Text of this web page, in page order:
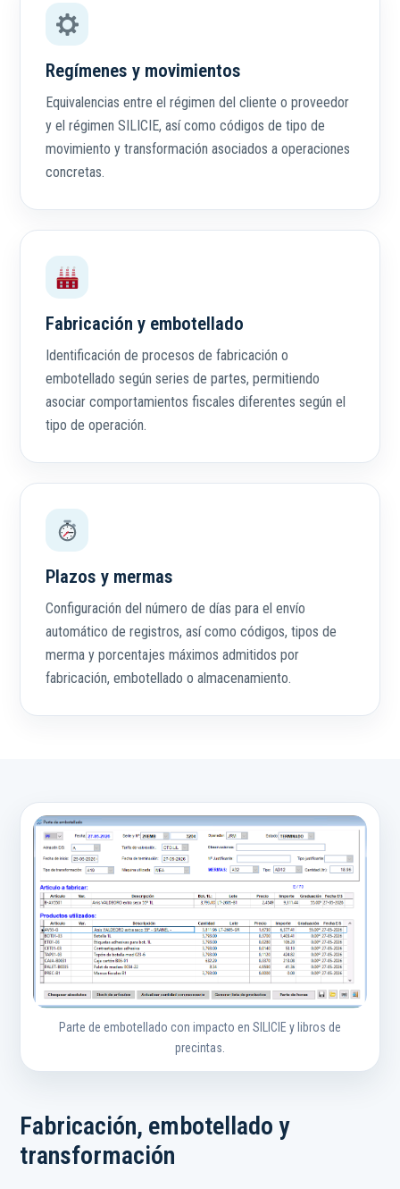
Regímenes y movimientos
Equivalencias entre el régimen del cliente o proveedor
y el régimen SILICIE, así como códigos de tipo de
movimiento y transformación asociados a operaciones
concretas.
Fabricación y embotellado
Identificación de procesos de fabricación o
embotellado según series de partes, permitiendo
asociar comportamientos fiscales diferentes según el
tipo de operación.
Plazos y mermas
Configuración del número de días para el envío
automático de registros, así como códigos, tipos de
merma y porcentajes máximos admitidos por
fabricación, embotellado o almacenamiento.
Parte de embotellado con impacto en SILICIE y libros de
precintas.
Fabricación, embotellado y
transformación